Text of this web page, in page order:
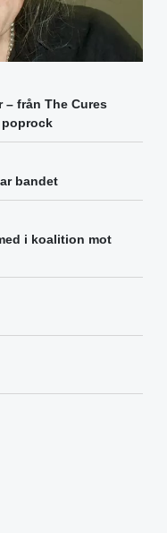
– från The Cures
bandet
i koalition mot